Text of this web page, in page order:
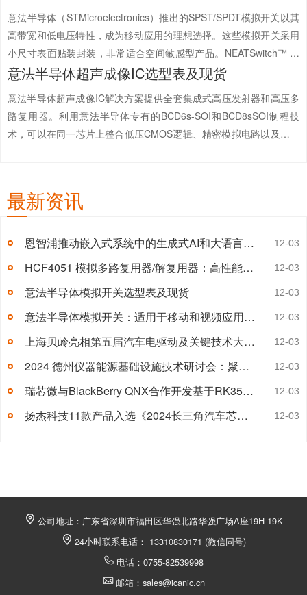
意法半导体（STMicroelectronics）推出的SPST/SPDT模拟开关以其
高带宽和低电压特性，成为移动应用的理想选择。这些模拟开关采用
小尺寸表面贴装封装，非常适合空间敏感型产品。NEATSwitch™ 模
拟开关：为下一代视频系统提供解决方案NEATSwitch™ 模拟开关产
意法半导体超声成像IC选型表及现货
意法半导体超声成像IC解决方案提供全套集成式高压发射器和高压多
路复用器。利用意法半导体专有的BCD6s-SOI和BCD8sSOI制程技
术，可以在同一芯片上整合低压CMOS逻辑、精密模拟电路以及耐用
最新资讯
恩智浦推动嵌入式系统中的生成式AI和大语言模型应用 12-03
HCF4051 模拟多路复用器/解复用器：高性能数字控制模拟开关 12-03
意法半导体模拟开关选型表及现货 12-03
意法半导体模拟开关：适用于移动和视频应用的理想选择 12-03
上海贝岭亮相第五届汽车电驱动及关键技术大会，展示先进汽车电子解决方案 12-03
2024 德州仪器能源基础设施技术研讨会：聚焦储能与光伏技术 12-03
瑞芯微与BlackBerry QNX合作开发基于RK3588M的汽车数字座舱平台 12-03
扬杰科技11款产品入选《2024长三角汽车芯片产品手册》 12-03
公司地址：广东省深圳市福田区华强北路华强广场A座19H-19K
24小时联系电话： 13310830171 (微信同号)
电话：0755-82539998
邮箱：sales@icanic.cn